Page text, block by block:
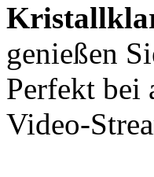
genießen
Perfekt bei
Video-